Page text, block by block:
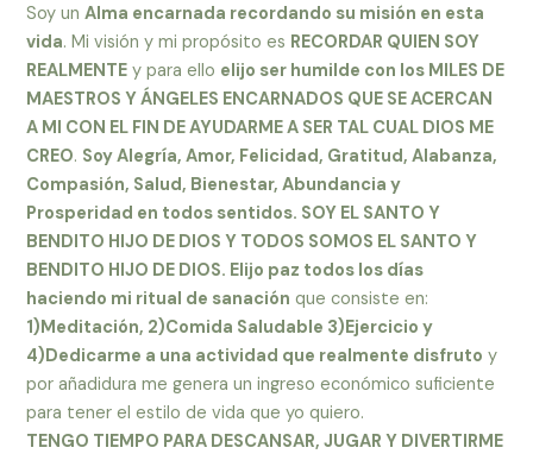
Soy unAlma encarnada recordando su misión en esta
vida. Mi visión y mi propósito es RECORDAR QUIEN SOY
REALMENTE y para ello elijo ser humilde con los MILES DE
MAESTROS Y ÁNGELES ENCARNADOS QUE SE ACERCAN
A MI CON EL FIN DE AYUDARME A SER TAL CUAL DIOS ME
CREO. Soy Alegría, Amor, Felicidad, Gratitud, Alabanza,
Compasión, Salud, Bienestar, Abundancia y
Prosperidad en todos sentidos. SOY EL SANTO Y
BENDITO HIJO DE DIOS Y TODOS SOMOS EL SANTO Y
BENDITO HIJO DE DIOS. Elijo paz todos los días
haciendo mi ritual de sanación que consiste en:
1)Meditación, 2)Comida Saludable 3)Ejercicio y
4)Dedicarme a una actividad que realmente disfruto y
por añadidura me genera un ingreso económico suficiente
para tener el estilo de vida que yo quiero.
TENGO TIEMPO PARA DESCANSAR, JUGAR Y DIVERTIRME